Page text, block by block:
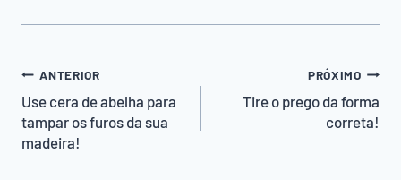
Navegação
de
Post
ANTERIOR
Use cera de abelha para
tampar os furos da sua
madeira!
PRÓXIMO
Tire o prego da forma
correta!